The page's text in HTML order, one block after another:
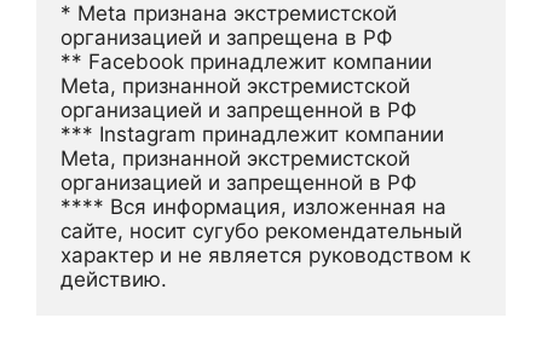
* Meta признана экстремистской
организацией и запрещена в РФ
** Facebook принадлежит компании
Meta, признанной экстремистской
организацией и запрещенной в РФ
*** Instagram принадлежит компании
Meta, признанной экстремистской
организацией и запрещенной в РФ
**** Вся информация, изложенная на
сайте, носит сугубо рекомендательный
характер и не является руководством к
действию.